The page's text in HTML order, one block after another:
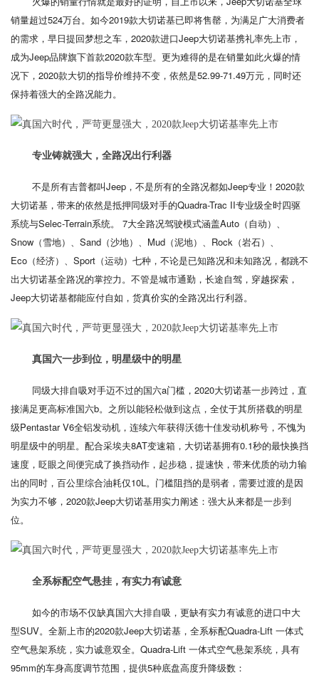
销量超过524万台。如今2019款大切诺基已即将售罄，为满足广大消费者
的需求，早日提回梦想之车，2020款进口Jeep大切诺基携礼率先上市，
成为Jeep品牌旗下首款2020款车型。更为难得的是在销量如此火爆的情
况下，2020款大切的指导价维持不变，依然是52.99-71.49万元，同时还
保持着强大的全路况能力。
专业铸就强大，全路况出行利器
不是所有吉普都叫Jeep，不是所有的全路况都如Jeep专业！2020款
大切诺基，带来的依然是抵押同级对手的Quadra-Trac II专业级全时四驱
系统与Selec-Terrain系统。 7大全路况驾驶模式涵盖Auto（自动）、
Snow（雪地）、Sand（沙地）、Mud（泥地）、Rock（岩石）、
Eco（经济）、Sport（运动）七种，不论是已知路况和未知路况，都跳不
出大切诺基全路况的掌控力。不管是城市通勤，长途自驾，穿越探索，
Jeep大切诺基都能应付自如，货真价实的全路况出行利器。
真国六一步到位，明星级中的明星
同级大排自吸对手迈不过的国六a门槛，2020大切诺基一步跨过，直
接满足更高标准国六b。之所以能轻松做到这点，全仗于其所搭载的明星
级Pentastar V6全铝发动机，连续六年获得沃德十佳发动机称号，不愧为
明星级中的明星。配合采埃夫8AT变速箱，大切诺基拥有0.1秒的最快换挡
速度，眨眼之间便完成了换挡动作，起步稳，提速快，带来优质的动力输
出的同时，百公里综合油耗仅10L。门槛阻挡的是弱者，需要过渡的是因
为实力不够，2020款Jeep大切诺基用实力阐述：强大从来都是一步到
位。
全系标配空气悬挂，有实力有诚意
如今的市场不仅缺真国六大排自吸，更缺有实力有诚意的进口中大
型SUV。全新上市的2020款Jeep大切诺基，全系标配Quadra-Lift 一体式
空气悬架系统，实力诚意双全。Quadra-Lift 一体式空气悬架系统，具有
95mm的车身高度调节范围，提供5种底盘高度升降级数：